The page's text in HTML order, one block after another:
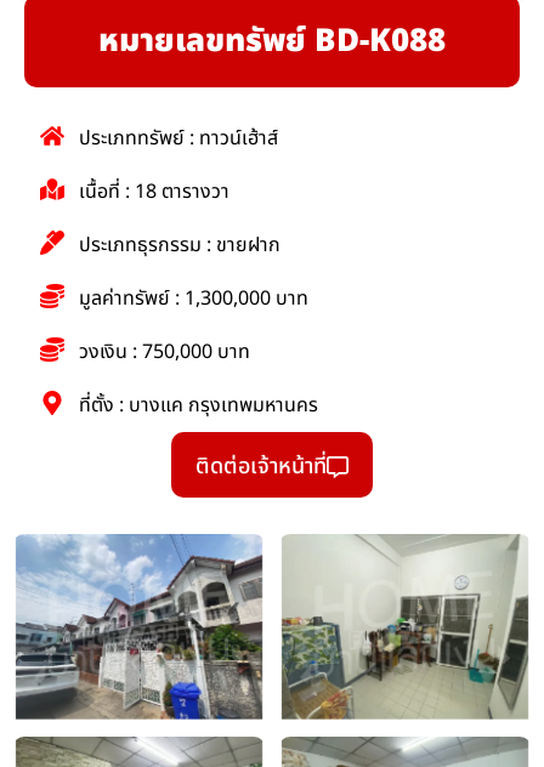
หมายเลขทรัพย์ BD-K088
ประเภททรัพย์ : ทาวน์เฮ้าส์
เนื้อที่ : 18 ตารางวา
ประเภทธุรกรรม : ขายฝาก
มูลค่าทรัพย์ : 1,300,000 บาท
วงเงิน : 750,000 บาท
ที่ตั้ง : บางแค กรุงเทพมหานคร
ติดต่อเจ้าหน้าที่